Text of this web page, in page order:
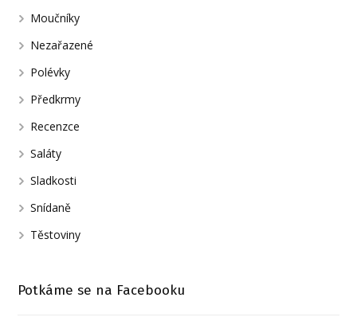
Moučníky
Nezařazené
Polévky
Předkrmy
Recenzce
Saláty
Sladkosti
Snídaně
Těstoviny
Potkáme se na Facebooku